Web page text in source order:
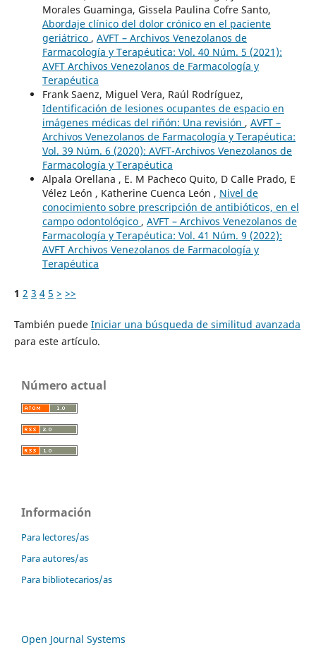
Morales Guaminga, Gissela Paulina Cofre Santo,
Abordaje clínico del dolor crónico en el paciente
geriátrico , AVFT – Archivos Venezolanos de
Farmacología y Terapéutica: Vol. 40 Núm. 5 (2021):
AVFT Archivos Venezolanos de Farmacología y
Terapéutica
Frank Saenz, Miguel Vera, Raúl Rodríguez,
Identificación de lesiones ocupantes de espacio en
imágenes médicas del riñón: Una revisión , AVFT –
Archivos Venezolanos de Farmacología y Terapéutica:
Vol. 39 Núm. 6 (2020): AVFT-Archivos Venezolanos de
Farmacología y Terapéutica
Alpala Orellana , E. M Pacheco Quito, D Calle Prado, E
Vélez León , Katherine Cuenca León , Nivel de
conocimiento sobre prescripción de antibióticos, en el
campo odontológico , AVFT – Archivos Venezolanos de
Farmacología y Terapéutica: Vol. 41 Núm. 9 (2022):
AVFT Archivos Venezolanos de Farmacología y
Terapéutica
1 2 3 4 5 > >>
También puede Iniciar una búsqueda de similitud avanzada
para este artículo.
Número actual
Información
Para lectores/as
Para autores/as
Para bibliotecarios/as
Open Journal Systems